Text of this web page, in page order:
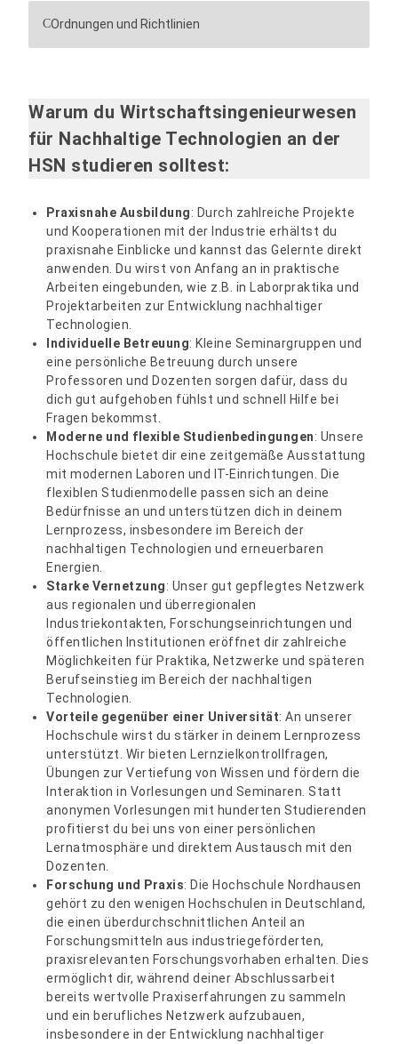
Ordnungen und Richtlinien
Warum du Wirtschaftsingenieurwesen
für Nachhaltige Technologien an der
HSN studieren solltest:
Praxisnahe Ausbildung: Durch zahlreiche Projekte
und Kooperationen mit der Industrie erhältst du
praxisnahe Einblicke und kannst das Gelernte direkt
anwenden. Du wirst von Anfang an in praktische
Arbeiten eingebunden, wie z.B. in Laborpraktika und
Projektarbeiten zur Entwicklung nachhaltiger
Technologien.
Individuelle Betreuung: Kleine Seminargruppen und
eine persönliche Betreuung durch unsere
Professoren und Dozenten sorgen dafür, dass du
dich gut aufgehoben fühlst und schnell Hilfe bei
Fragen bekommst.
Moderne und flexible Studienbedingungen: Unsere
Hochschule bietet dir eine zeitgemäße Ausstattung
mit modernen Laboren und IT-Einrichtungen. Die
flexiblen Studienmodelle passen sich an deine
Bedürfnisse an und unterstützen dich in deinem
Lernprozess, insbesondere im Bereich der
nachhaltigen Technologien und erneuerbaren
Energien.
Starke Vernetzung: Unser gut gepflegtes Netzwerk
aus regionalen und überregionalen
Industriekontakten, Forschungseinrichtungen und
öffentlichen Institutionen eröffnet dir zahlreiche
Möglichkeiten für Praktika, Netzwerke und späteren
Berufseinstieg im Bereich der nachhaltigen
Technologien.
Vorteile gegenüber einer Universität: An unserer
Hochschule wirst du stärker in deinem Lernprozess
unterstützt. Wir bieten Lernzielkontrollfragen,
Übungen zur Vertiefung von Wissen und fördern die
Interaktion in Vorlesungen und Seminaren. Statt
anonymen Vorlesungen mit hunderten Studierenden
profitierst du bei uns von einer persönlichen
Lernatmosphäre und direktem Austausch mit den
Dozenten.
Forschung und Praxis: Die Hochschule Nordhausen
gehört zu den wenigen Hochschulen in Deutschland,
die einen überdurchschnittlichen Anteil an
Forschungsmitteln aus industriegeförderten,
praxisrelevanten Forschungsvorhaben erhalten. Dies
ermöglicht dir, während deiner Abschlussarbeit
bereits wertvolle Praxiserfahrungen zu sammeln
und ein berufliches Netzwerk aufzubauen,
insbesondere in der Entwicklung nachhaltiger